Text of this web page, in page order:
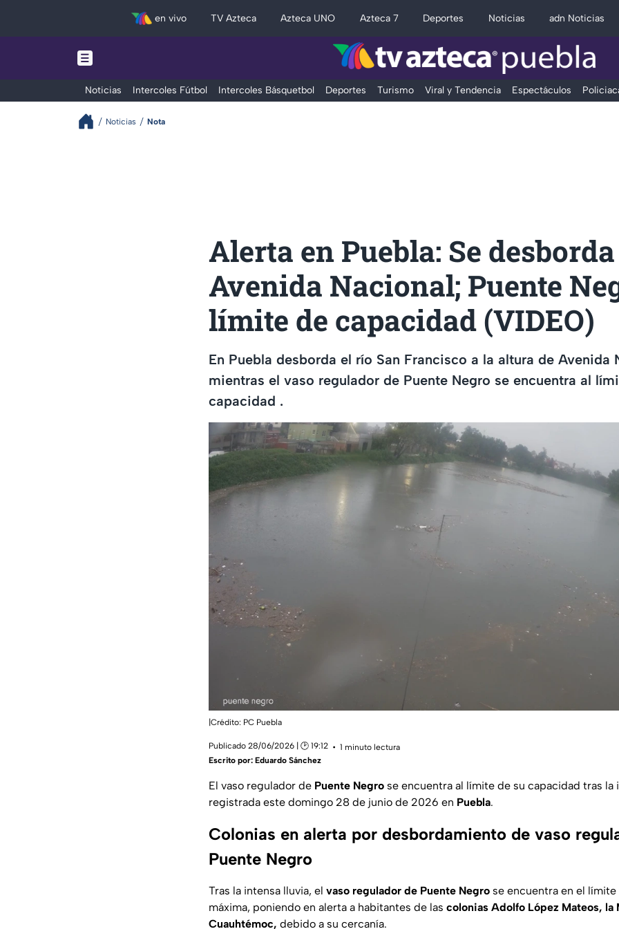
en vivo TV Azteca Azteca UNO Azteca 7 Deportes Noticias adn Noticias
Noticias Intercoles Fútbol Intercoles Básquetbol Deportes Turismo Viral y Tendencia Espectáculos
Noticias Nota
Alerta en Puebla: Se
Avenida Nacional; Puente
límite de capacidad (VIDEO)
En Puebla desborda el río San Francisco a la altura de Avenida
mientras el vaso regulador de Puente Negro se encuentra al
capacidad .
|Crédito: PC Puebla
Publicado 28/06/2026 | 🕑 19:12
1 minuto lectura
Escrito por: Eduardo Sánchez
El vaso regulador de Puente Negro se encuentra al límite de su capacidad tras la
registrada este domingo 28 de junio de 2026 en Puebla.
Colonias en alerta por desbordamiento de vaso
Puente Negro
Tras la intensa lluvia, el vaso regulador de Puente Negro se encuentra en el
máxima, poniendo en alerta a habitantes de las colonias Adolfo López Mateos, la
Cuauhtémoc, debido a su cercanía.